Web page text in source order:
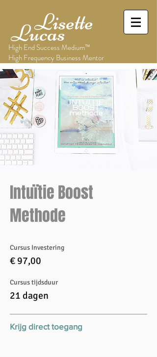
Lisette
Lucas
High End Success Medium™
High Frequency Business Mentor
Intuïtie Boost
Methode
Cursus Investering
€ 97,00
Cursus tijdsduur
21 dagen
Krijg direct toegang